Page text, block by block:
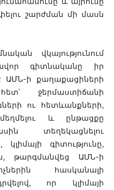
շարժման մի մասն
վկայությունում
գիտնականը իր
ԱՄՆ-ի քաղաքացիների
հետ՝ ջերմաստիճանի
ու հետևանքների,
և ընթացքը
տեղեկացնելու
գիտությունը,
թարգմանվեց ԱՄՆ-ի
հասկանալի
որ կլիմայի